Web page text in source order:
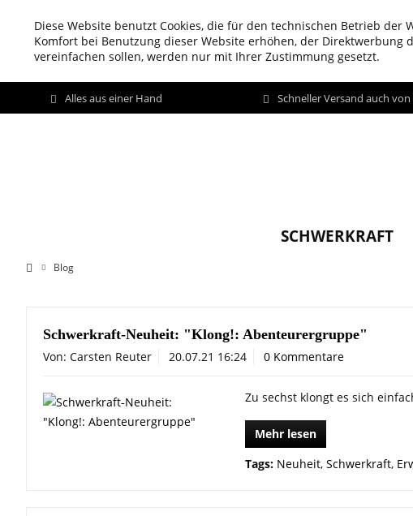
Diese Website benutzt Cookies, die für den technischen Betrieb
Komfort bei Benutzung dieser Website erhöhen, der
vereinfachen sollen, werden nur mit Ihrer Zustimmung gesetzt.
Alles aus einer Hand Schneller Versand auch
SCHWERKRAFT
Blog
Schwerkraft-Neuheit: "Klong!: Abenteurergruppe"
Von: Carsten Reuter 20.07.21 16:24 0 Kommentare
Zu sechst klongt es sich
Mehr lesen
Tags: Neuheit, Schwerkraft,